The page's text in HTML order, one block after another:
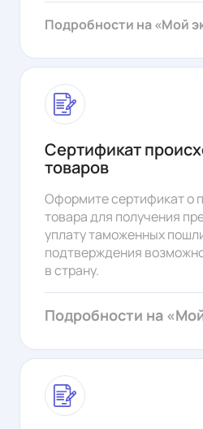
Подробности на «Мой
Сертификат
товаров
Оформите сертификат о
товара для получения
уплату таможенных
подтверждения
в страну.
Подробности на